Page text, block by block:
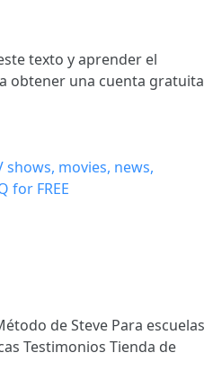
texto y aprender el
obtener una cuenta gratuita
de Steve Para escuelas
Testimonios Tienda de